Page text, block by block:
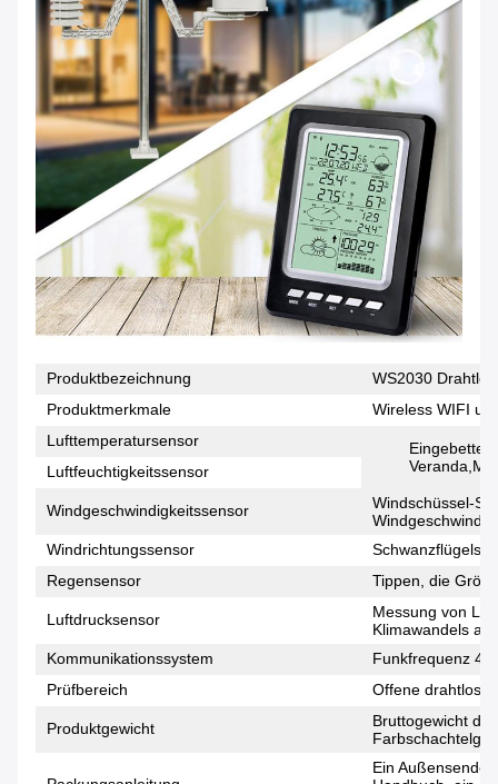
Produktbezeichnung
WS2030
Produktmerkmale
Wireless WIFI
Lufttemperatursensor
Luftfeuchtigkeitssensor
Windgeschwindigkeitssensor
Windschüssel-
Windrichtungssensor
Regensensor
Tippen, die
Luftdrucksensor
Messung von
Klimawandels
Kommunikationssystem
Funkfrequenz
Prüfbereich
Offene drahtlose
Produktgewicht
Bruttogewicht
Ein